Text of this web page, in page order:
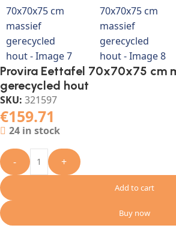
Provira Eettafel 70x70x75 cm
gerecycled hout
SKU: 321597
€159.71
24 in stock
- +
Add to cart
Buy now